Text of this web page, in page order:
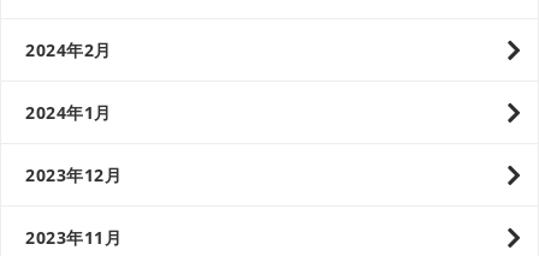
2024年2月
2024年1月
2023年12月
2023年11月